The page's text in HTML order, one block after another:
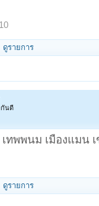
ดูรายการ
กันดี
ทพพนม เมืองแมน เ
ดูรายการ